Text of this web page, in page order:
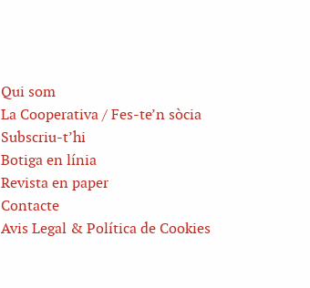
Qui som
La Cooperativa / Fes-te’n sòcia
Subscriu-t’hi
Botiga en línia
Revista en paper
Contacte
Avis Legal & Política de Cookies